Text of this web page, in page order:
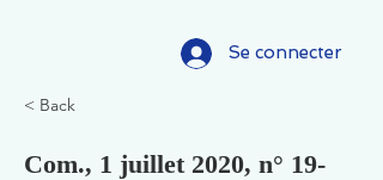
Se connecter
< Back
Com., 1 juillet 2020, n° 19-